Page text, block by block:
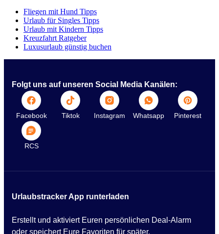
Fliegen mit Hund Tipps
Urlaub für Singles Tipps
Urlaub mit Kindern Tipps
Kreuzfahrt Ratgeber
Luxusurlaub günstig buchen